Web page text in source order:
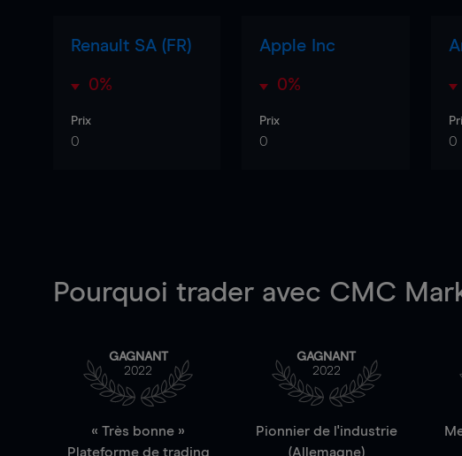
Renault SA (FR)
0%
Prix
0
Apple Inc
0%
Prix
0 0
Pourquoi trader avec CMC
GAGNANT
2022
« Très bonne »
Plateforme de trading
GAGNANT
2022
Pionnier de l'industrie
(Allemagne)